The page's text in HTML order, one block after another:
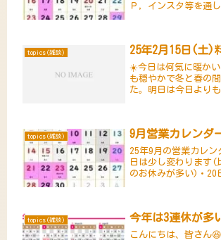
Ｐ，インスタ等を通
topics(雑談) 25年2月15日(土)
☀️今日は何気に暖か
も穏やかで冬と春の
た。明日は今日より
す🍽️作り方はネット
topics(雑談) 9月営業カレンダ
25年9月の営業カレン
日は少し変わります(
のお休みが多い)・20
時～15...
topics(雑談) 今年は3連休が多
こんにちは、皆さん